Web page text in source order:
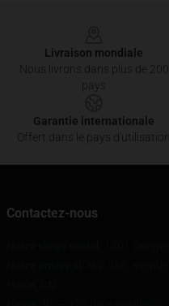
Livraison mondiale
Nous livrons dans plus de 200
pays
Garantie internationale
Offert dans le pays d'utilisation
Contactez-nous